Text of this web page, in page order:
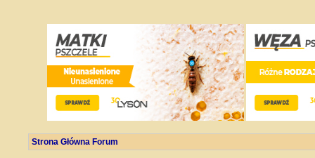
Strona Główna Forum